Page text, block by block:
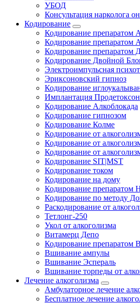
УБОД
Консультация нарколога
Кодирование
Кодирование препаратом
Кодирование препаратом
Кодирование препаратом
Кодирование Двойной
Электроимпульсная
Эриксоновский гипноз
Кодирование
Имплантация Продетоксон
Кодирование Алкоблокада
Кодирование гипнозом
Кодирование Колме
Кодирование от
Кодирование от
Кодирование от
Кодирование SIT|MST
Кодирование током
Кодирование на дому
Кодирование препаратом
Кодирование по методу
Раскодирование от
Тетлонг-250
Укол от алкоголизма
Витамерц Депо
Кодирование препаратом
Вшивание ампулы
Вшивание Эспераль
Вшивание торпеды от
Лечение алкоголизма
Амбулаторное лечение
Бесплатное лечение